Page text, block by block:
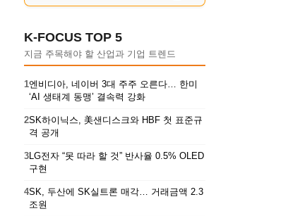
K-FOCUS TOP 5
지금 주목해야 할 산업과 기업 트렌드
1엔비디아, 네이버 3대 주주 오른다… 한미
‘AI 생태계 동맹’ 결속력 강화
2SK하이닉스, 美샌디스크와 HBF 첫 표준규
격 공개
3LG전자 “못 따라 할 것” 반사율 0.5% OLED
구현
4SK, 두산에 SK실트론 매각… 거래금액 2.3
조원